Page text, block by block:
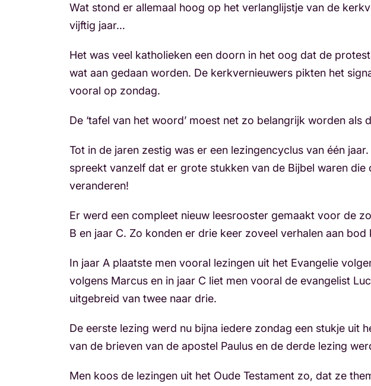
Wat stond er allemaal hoog op het verlanglijstje van de
vijftig jaar…
Het was veel katholieken een doorn in het oog dat de
wat aan gedaan worden. De kerkvernieuwers pikten het
vooral op zondag.
De ‘tafel van het woord’ moest net zo belangrijk worden als
Tot in de jaren zestig was er een lezingencyclus van één
spreekt vanzelf dat er grote stukken van de Bijbel waren
veranderen!
Er werd een compleet nieuw leesrooster gemaakt voor de
B en jaar C. Zo konden er drie keer zoveel verhalen aan bod
In jaar A plaatste men vooral lezingen uit het Evangelie
volgens Marcus en in jaar C liet men vooral de evangelist
uitgebreid van twee naar drie.
De eerste lezing werd nu bijna iedere zondag een stukje uit
van de brieven van de apostel Paulus en de derde lezing
Men koos de lezingen uit het Oude Testament zo, dat ze